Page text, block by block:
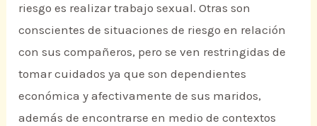
riesgo es realizar trabajo sexual. Otras son
conscientes de situaciones de riesgo en relación
con sus compañeros, pero se ven restringidas de
tomar cuidados ya que son dependientes
económica y afectivamente de sus maridos,
además de encontrarse en medio de contextos